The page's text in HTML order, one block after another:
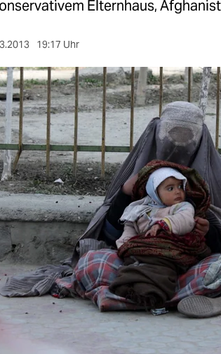
Elternhaus,
19:17 Uhr